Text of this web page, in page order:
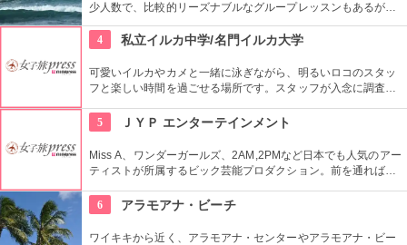
少人数で、比較的リーズナブルなグループレッスンもあるが、
1対1でしっかりと学べるプライベートレッスンもあります。初
心者の方も基本動作からきちんと学んで、いざ海へ！
4 私立イルカ中学/名門イルカ大学
可愛いイルカやカメと一緒に泳ぎながら、明るいロコのスタッ
フと楽しい時間を過ごせる場所です。スタッフが入念に調査す
やフラなどの“授業”もあります。“卒業”時の達成感は一緒の思い
出になりそうですね。
5 ＪＹＰ エンターテインメント
Miss A、ワンダーガールズ、2AM,2PMなど日本でも人気のアー
ティストが所属するビック芸能プロダクション。前を通れば、
6
アラモアナ・ビーチ
ワイキキから近く、アラモアナ・センターやアラモアナ・ビー